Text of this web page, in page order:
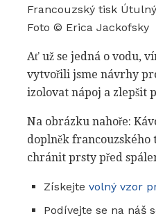
Francouzský tisk
Foto © Erica Jackofsky
Ať už se jedná o vodu,
vytvořili jsme návrhy
izolovat nápoj a zlepšit
Na obrázku nahoře:
doplněk
chránit prsty před
Získejte volný vzor
Podívejte se na náš